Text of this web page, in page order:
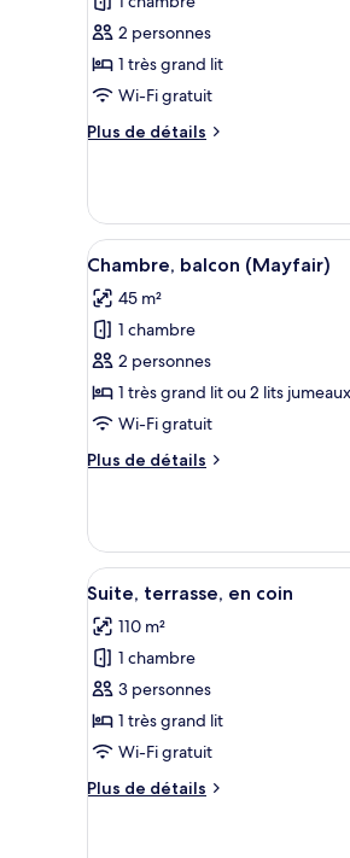
ce
type
de
chambre :
Chambre
2 personnes
1 très grand lit
Wi-Fi gratuit
Plus de détails
Plus
Chambre
supérieure
Afficher
toutes
les
photos
pour
ce
type
chambre :
(Mayfair)
5
Chambre, balcon (Mayfair)
45 m²
1 chambre
2 personnes
1 très grand lit ou 2 lits jumeaux
Wi-Fi gratuit
Plus de détails
Plus
Chambre,
balcon
(Mayfair)
Afficher
toutes
les
photos
pour
ce
type
chambre :
6
Suite, terrasse, en coin
110 m²
1 chambre
3 personnes
1 très grand lit
Wi-Fi gratuit
Plus de détails
Plus